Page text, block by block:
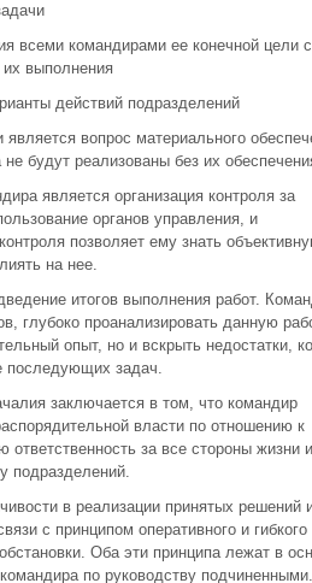
всеми командирами ее конечной цели
их выполнения
действий подразделений
вопрос материального
будут реализованы без их
является организация контроля за
органов управления, и
позволяет ему знать
на нее.
итогов выполнения работ.
глубоко проанализировать данную
опыт, но и вскрыть недостатки,
последующих задач.
заключается в том, что командир
власти по отношению к
ответственность за все стороны жизни и
подразделений.
в реализации принятых решений
с принципом оперативного и гибкого
Оба эти принципа лежат в
по руководству подчиненными.